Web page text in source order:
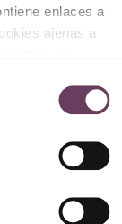
enlaces a
ajenas a